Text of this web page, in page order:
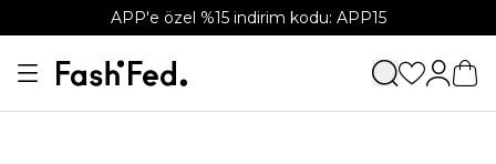
APP'e özel %15 indirim kodu: APP15